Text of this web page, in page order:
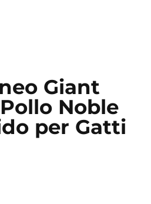
Giant
Noble
per Gatti